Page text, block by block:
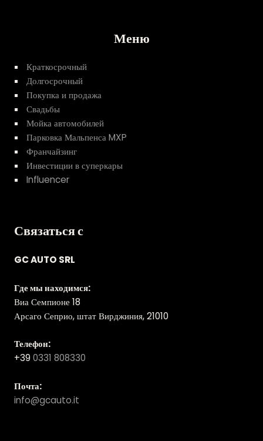
Меню
Краткосрочный
Долгосрочный
Покупка и продажа
Свадьбы
Мойка автомобилей
Парковка Мальпенса MXP
Франчайзинг
Инвестиции в суперкары
Influencer
Связаться с
GC AUTO SRL
Где мы находимся:
Виа Семпионе 18
Арсаго Сеприо, штат Вирджиния, 21010
Телефон:
+39 0331 808330
Почта:
info@gcauto.it